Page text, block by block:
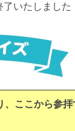
いたしました
ここから参